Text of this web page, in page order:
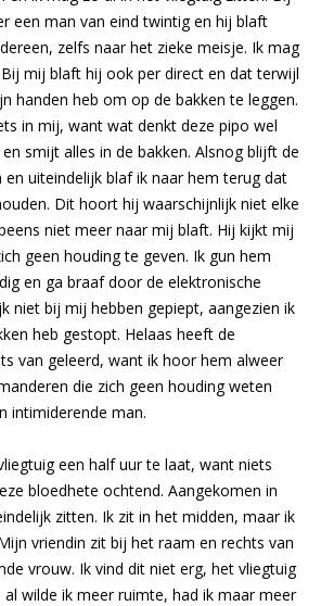
een man van eind twintig en hij blaft
zelfs naar het zieke meisje. Ik mag
mij blaft hij ook per direct en dat terwijl
handen heb om op de bakken te leggen.
in mij, want wat denkt deze pipo wel
smijt alles in de bakken. Alsnog blijft de
uiteindelijk blaf ik naar hem terug dat
Dit hoort hij waarschijnlijk niet elke
niet meer naar mij blaft. Hij kijkt mij
geen houding te geven. Ik gun hem
en ga braaf door de elektronische
niet bij mij hebben gepiept, aangezien ik
heb gestopt. Helaas heeft de
van geleerd, want ik hoor hem alweer
die zich geen houding weten
intimiderende man.
een half uur te laat, want niets
bloedhete ochtend. Aangekomen in
zitten. Ik zit in het midden, maar ik
vriendin zit bij het raam en rechts van
vrouw. Ik vind dit niet erg, het vliegtuig
wilde ik meer ruimte, had ik maar meer